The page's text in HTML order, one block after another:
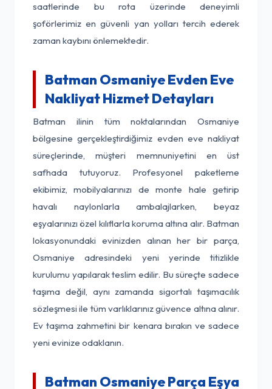
saatlerinde bu rota üzerinde deneyimli
şoförlerimiz en güvenli yan yolları tercih ederek
zaman kaybını önlemektedir.
Batman Osmaniye Evden Eve
Nakliyat Hizmet Detayları
Batman ilinin tüm noktalarından Osmaniye
bölgesine gerçekleştirdiğimiz evden eve nakliyat
süreçlerinde, müşteri memnuniyetini en üst
safhada tutuyoruz. Profesyonel paketleme
ekibimiz, mobilyalarınızı de monte hale getirip
havalı naylonlarla ambalajlarken, beyaz
eşyalarınızı özel kılıflarla koruma altına alır. Batman
lokasyonundaki evinizden alınan her bir parça,
Osmaniye adresindeki yeni yerinde titizlikle
kurulumu yapılarak teslim edilir. Bu süreçte sadece
taşıma değil, aynı zamanda sigortalı taşımacılık
sözleşmesi ile tüm varlıklarınız güvence altına alınır.
Ev taşıma zahmetini bir kenara bırakın ve sadece
yeni evinize odaklanın.
Batman Osmaniye Parça Eşya